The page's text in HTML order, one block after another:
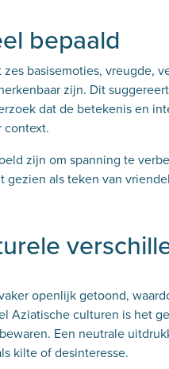
bepaald
basisemoties, vreugde,
zijn. Dit
dat de betekenis en
context.
zijn om spanning te
gezien als teken van
openlijk getoond,
Aziatische culturen is het
Een neutrale
kilte of desinteresse.